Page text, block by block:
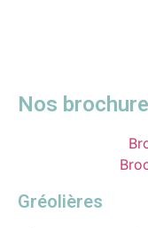
Nos
Gréolières